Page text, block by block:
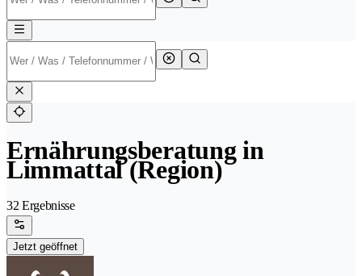
Ernährungsberatung in
Limmattal (Region)
32 Ergebnisse
Jetzt geöffnet